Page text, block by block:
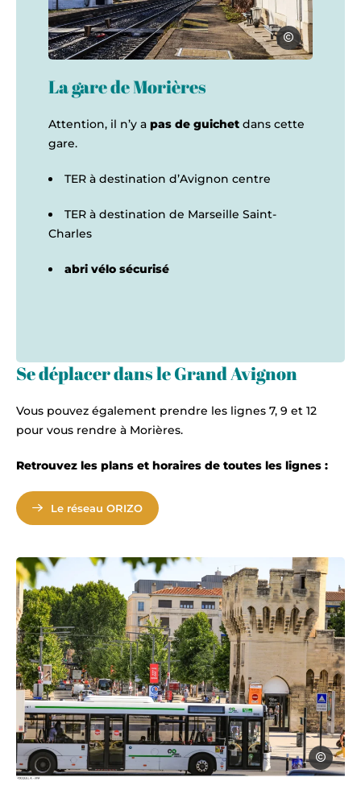
Ara Sarkissian
La gare de Morières
Attention, il n’y a pas de guichet dans cette
gare.
TER à destination d’Avignon centre
TER à destination de Marseille Saint-
Charles
abri vélo sécurisé
Se déplacer dans le Grand Avignon
Vous pouvez également prendre les lignes 7, 9 et 12
pour vous rendre à Morières.
Retrouvez les plans et horaires de toutes les lignes :
Le réseau ORIZO
Alain